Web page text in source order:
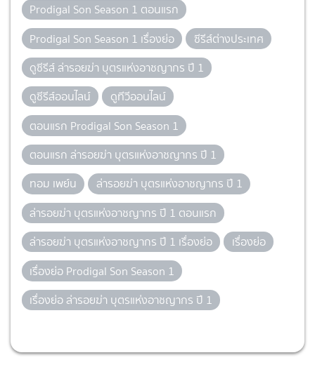
Prodigal Son Season 1 ตอนแรก
Prodigal Son Season 1 เรื่องย่อ
ซีรีส์ต่างประเทศ
ดูซีรีส์ ล่ารอยฆ่า บุตรแห่งอาชญากร ปี 1
ดูซีรีส์ออนไลน์
ดูทีวีออนไลน์
ตอนแรก Prodigal Son Season 1
ตอนแรก ล่ารอยฆ่า บุตรแห่งอาชญากร ปี 1
ทอม เพย์น
ล่ารอยฆ่า บุตรแห่งอาชญากร ปี 1
ล่ารอยฆ่า บุตรแห่งอาชญากร ปี 1 ตอนแรก
ล่ารอยฆ่า บุตรแห่งอาชญากร ปี 1 เรื่องย่อ
เรื่องย่อ
เรื่องย่อ Prodigal Son Season 1
เรื่องย่อ ล่ารอยฆ่า บุตรแห่งอาชญากร ปี 1